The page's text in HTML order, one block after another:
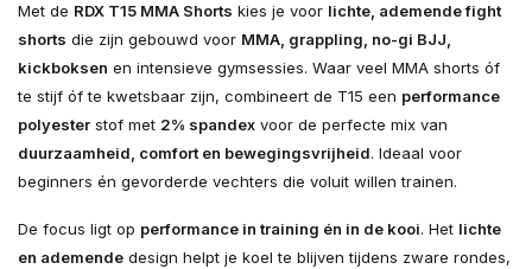
Met de RDX T15 MMA Shorts kies je voor lichte, ademende fight
shorts die zijn gebouwd voor MMA, grappling, no-gi BJJ,
kickboksen en intensieve gymsessies. Waar veel MMA shorts óf
te stijf óf te kwetsbaar zijn, combineert de T15 een performance
polyester stof met 2% spandex voor de perfecte mix van
duurzaamheid, comfort en bewegingsvrijheid. Ideaal voor
beginners én gevorderde vechters die voluit willen trainen.
De focus ligt op performance in training én in de kooi. Het lichte
en ademende design helpt je koel te blijven tijdens zware rondes,